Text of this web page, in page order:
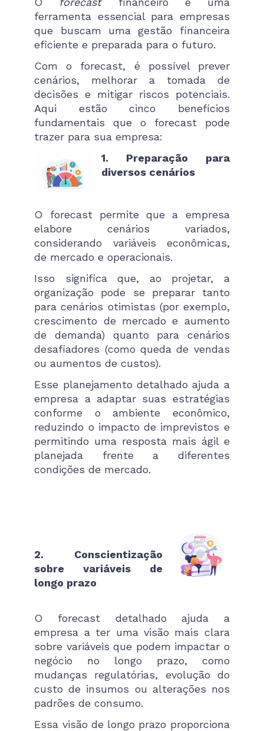
ferramenta essencial para empresas
que buscam uma gestão financeira
eficiente e preparada para o futuro.
Com o forecast, é possível prever
cenários, melhorar a tomada de
decisões e mitigar riscos potenciais.
Aqui estão cinco benefícios
fundamentais que o forecast pode
trazer para sua empresa:
1. Preparação para
diversos cenários
O forecast permite que a empresa
elabore cenários variados,
considerando variáveis econômicas,
de mercado e operacionais.
Isso significa que, ao projetar, a
organização pode se preparar tanto
para cenários otimistas (por exemplo,
crescimento de mercado e aumento
de demanda) quanto para cenários
desafiadores (como queda de vendas
ou aumentos de custos).
Esse planejamento detalhado ajuda a
empresa a adaptar suas estratégias
conforme o ambiente econômico,
reduzindo o impacto de imprevistos e
permitindo uma resposta mais ágil e
planejada frente a diferentes
condições de mercado.
2. Conscientização
sobre variáveis de
longo prazo
O forecast detalhado ajuda a
empresa a ter uma visão mais clara
sobre variáveis que podem impactar o
negócio no longo prazo, como
mudanças regulatórias, evolução do
custo de insumos ou alterações nos
padrões de consumo.
Essa visão de longo prazo proporciona